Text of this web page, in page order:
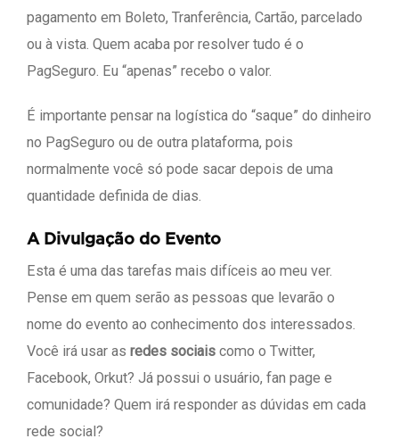
pagamento em Boleto, Tranferência, Cartão, parcelado
ou à vista. Quem acaba por resolver tudo é o
PagSeguro. Eu “apenas” recebo o valor.
É importante pensar na logística do “saque” do dinheiro
no PagSeguro ou de outra plataforma, pois
normalmente você só pode sacar depois de uma
quantidade definida de dias.
A Divulgação do Evento
Esta é uma das tarefas mais difíceis ao meu ver.
Pense em quem serão as pessoas que levarão o
nome do evento ao conhecimento dos interessados.
Você irá usar as redes sociais como o Twitter,
Facebook, Orkut? Já possui o usuário, fan page e
comunidade? Quem irá responder as dúvidas em cada
rede social?